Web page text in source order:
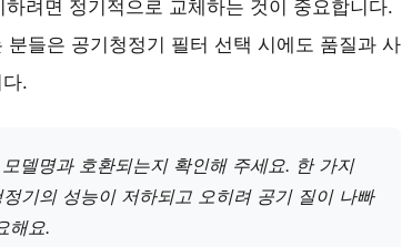
려면 정기적으로 교체하는 것이 중요합니다.
들은 공기청정기 필터 선택 시에도 품질과 사
.
델명과 호환되는지 확인해 주세요. 한 가지
기의 성능이 저하되고 오히려 공기 질이 나빠
해요.